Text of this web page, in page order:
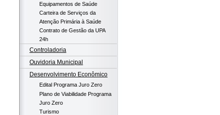
Equipamentos de Saúde
Carteira de Serviços da
Atenção Primária à Saúde
Contrato de Gestão da UPA
24h
Controladoria
Ouvidoria Municipal
Desenvolvimento Econômico
Edital Programa Juro Zero
Plano de Viabilidade Programa
Juro Zero
Turismo